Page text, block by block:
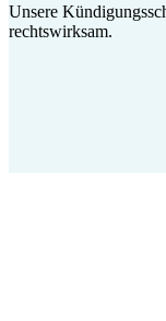
Unsere
rechtswirksam.